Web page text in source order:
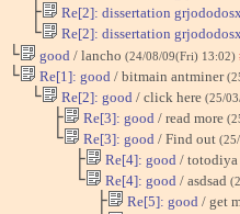
├ Re[2]: dissertation
└ Re[2]: dissertation
└ good / lancho (24/08/09(Fri) 13:02)
└ Re[1]: good / bitmain antminer
└ Re[2]: good / click here (25/
├ Re[3]: good / read more
└ Re[3]: good / Find out
├ Re[4]: good / totodiya
└ Re[4]: good / asdsad
├ Re[5]: good / get